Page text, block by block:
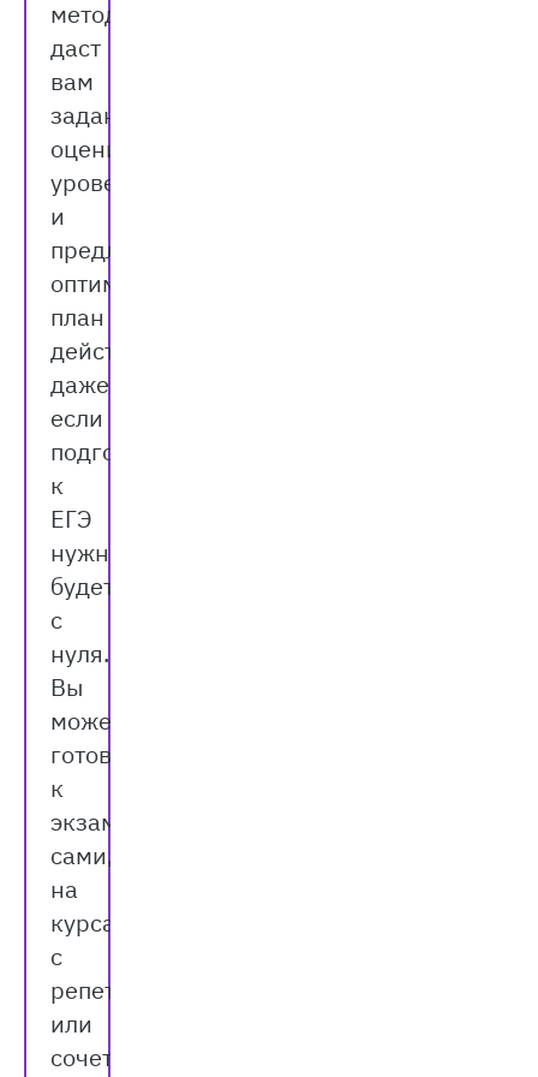
методист
даст
вам
задания,
оценит
уровень
и
предложит
оптимальный
план
действий,
даже
если
подготовиться
к
ЕГЭ
нужно
будет
с
нуля.
Вы
можете
готовиться
к
экзаменам
сами,
на
курсах,
с
репетитором
или
сочетать